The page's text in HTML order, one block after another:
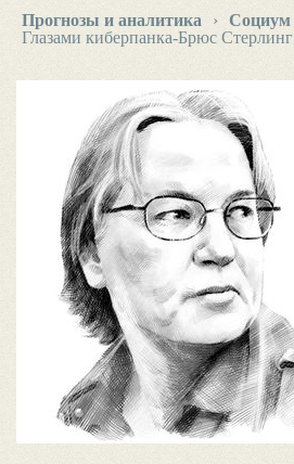
Прогнозы и аналитика › Социум
Глазами киберпанка-Брюс Стерлинг